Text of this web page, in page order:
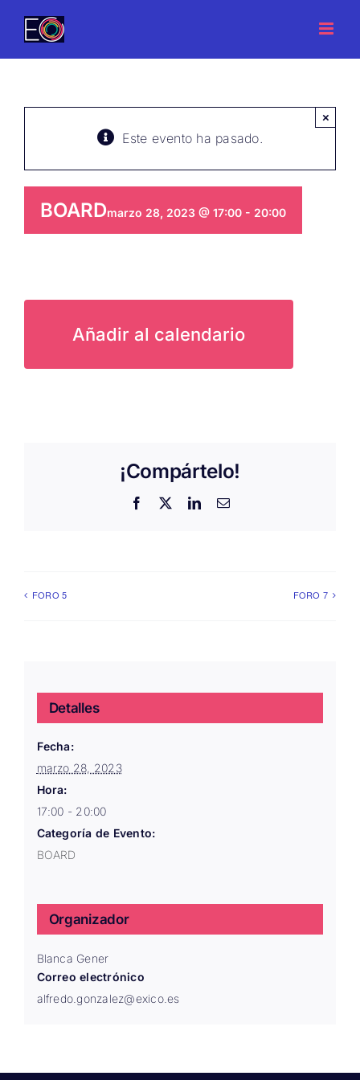
Este evento ha pasado.
×
BOARDmarzo 28, 2023 @ 17:00 - 20:00
Añadir al calendario
¡Compártelo!
Facebook LinkedInCorreo
FORO 5 FORO 7
Detalles
Fecha:
marzo 28, 2023
Hora:
17:00 - 20:00
Categoría de Evento:
BOARD
Organizador
Blanca Gener
Correo electrónico
alfredo.gonzalez@exico.es